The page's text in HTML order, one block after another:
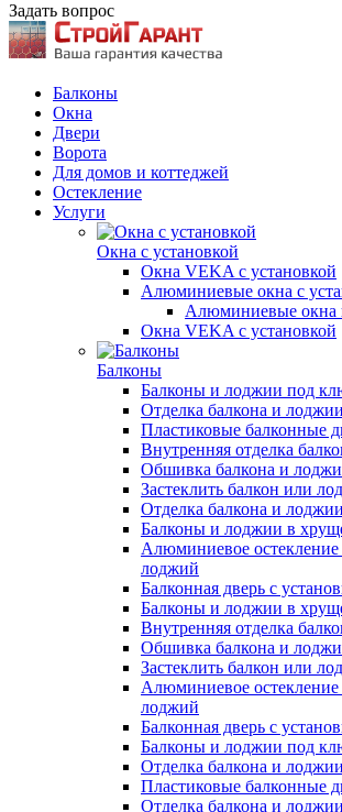
Задать вопрос
Балконы
Окна
Двери
Ворота
Для домов и коттеджей
Остекление
Услуги
Окна с установкой
Окна VEKA с установкой
Алюминиевые окна с
Алюминиевые окна
Окна VEKA с установкой
Балконы
Балконы и лоджии под
Отделка балкона и лоджии
Пластиковые балконные
Внутренняя отделка
Обшивка балкона и
Застеклить балкон или
Отделка балкона и
Балконы и лоджии в
Алюминиевое остекление
лоджий
Балконная дверь с
Балконы и лоджии в
Внутренняя отделка
Обшивка балкона и
Застеклить балкон или
Алюминиевое остекление
лоджий
Балконная дверь с
Балконы и лоджии под
Отделка балкона и лоджии
Пластиковые балконные
Отделка балкона и